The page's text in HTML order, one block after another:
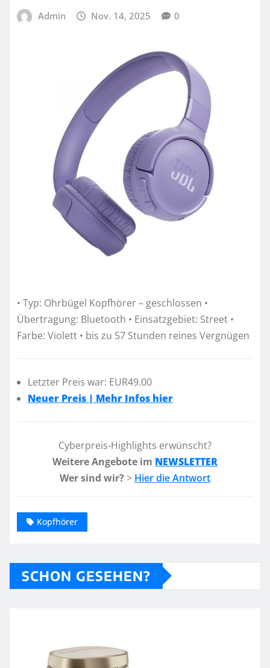
Admin Nov. 14, 2025 0
• Typ: Ohrbügel Kopfhörer – geschlossen •
Übertragung: Bluetooth • Einsatzgebiet: Street •
Farbe: Violett • bis zu 57 Stunden reines Vergnügen
Letzter Preis war: EUR49.00
Neuer Preis | Mehr Infos hier
Cyberpreis-Highlights erwünscht?
Weitere Angebote im NEWSLETTER
Wer sind wir? > Hier die Antwort
Kopfhörer
SCHON GESEHEN?